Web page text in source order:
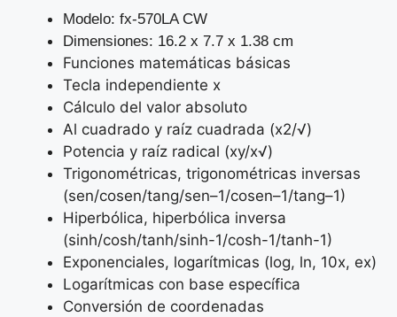
Modelo: fx-570LA CW
Dimensiones: 16.2 x 7.7 x 1.38 cm
Funciones matemáticas básicas
Tecla independiente x
Cálculo del valor absoluto
Al cuadrado y raíz cuadrada (x2/√)
Potencia y raíz radical (xy/x√)
Trigonométricas, trigonométricas inversas
(sen/cosen/tang/sen–1/cosen–1/tang–1)
Hiperbólica, hiperbólica inversa
(sinh/cosh/tanh/sinh-1/cosh-1/tanh-1)
Exponenciales, logarítmicas (log, ln, 10x, ex)
Logarítmicas con base específica
Conversión de coordenadas